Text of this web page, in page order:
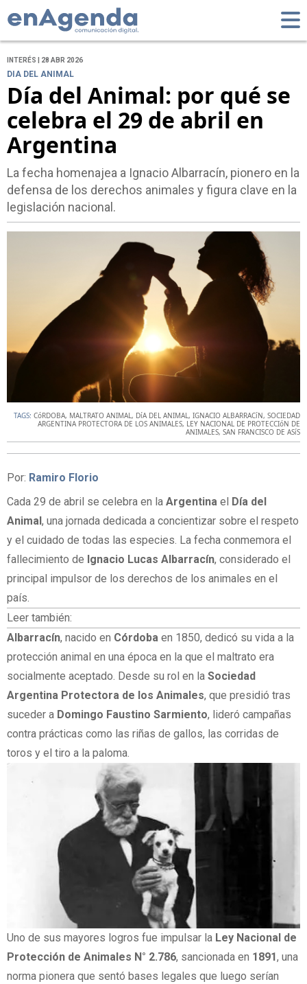
INTERÉS | 28 ABR 2026
DIA DEL ANIMAL
Día del Animal: por qué se
celebra el 29 de abril en
Argentina
La fecha homenajea a Ignacio Albarracín, pionero en la
defensa de los derechos animales y figura clave en la
legislación nacional.
TAGS: CóRDOBA, MALTRATO ANIMAL, DíA DEL ANIMAL, IGNACIO ALBARRACíN, SOCIEDAD
ARGENTINA PROTECTORA DE LOS ANIMALES, LEY NACIONAL DE PROTECCIóN DE
ANIMALES, SAN FRANCISCO DE ASíS
Por: Ramiro Florio
Cada 29 de abril se celebra en la Argentina el
Día del
Animal , una jornada dedicada a concientizar sobre el respeto
y el cuidado de todas las especies. La fecha conmemora el
fallecimiento de Ignacio Lucas Albarracín, considerado el
principal impulsor de los derechos de los animales en el
país.
Leer también:
Albarracín, nacido en Córdoba en 1850, dedicó su vida a la
protección animal en una época en la que el maltrato era
socialmente aceptado. Desde su rol en la Sociedad
Argentina Protectora de los Animales, que presidió tras
suceder a Domingo Faustino Sarmiento, lideró campañas
contra prácticas como las riñas de gallos, las corridas de
toros y el tiro a la paloma.
Uno de sus mayores logros fue impulsar la Ley Nacional de
Protección de Animales N° 2.786, sancionada en 1891, una
norma pionera que sentó bases legales que luego serían